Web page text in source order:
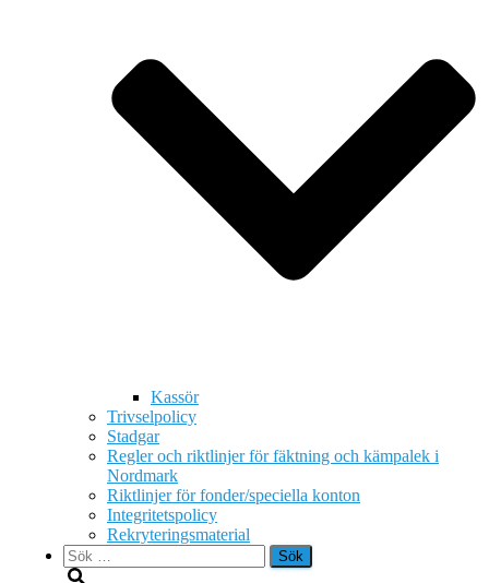
Kassör
Trivselpolicy
Stadgar
Regler och riktlinjer för fäktning och kämpalek i
Nordmark
Riktlinjer för fonder/speciella konton
Integritetspolicy
Rekryteringsmaterial
Sök
efter: